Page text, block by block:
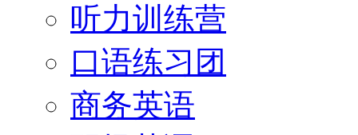
听力训练营
口语练习团
商务英语